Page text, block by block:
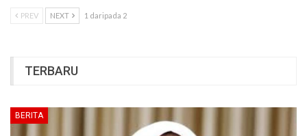
PREV NEXT 1 daripada 2
TERBARU
BERITA